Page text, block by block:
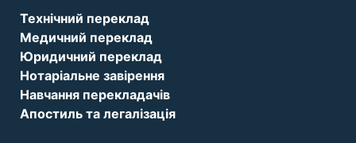
Технічний переклад
Медичний переклад
Юридичний переклад
Нотаріальне завірення
Навчання перекладачів
Апостиль та легалізація